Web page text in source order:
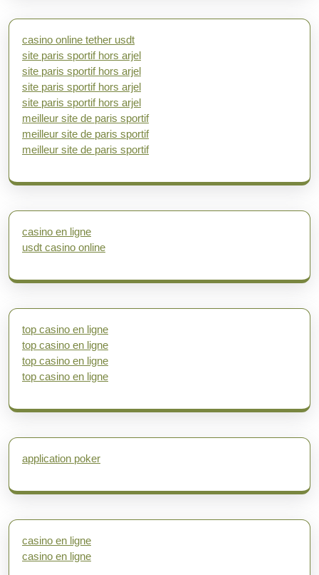
casino online tether usdt
site paris sportif hors arjel
site paris sportif hors arjel
site paris sportif hors arjel
site paris sportif hors arjel
meilleur site de paris sportif
meilleur site de paris sportif
meilleur site de paris sportif
casino en ligne
usdt casino online
top casino en ligne
top casino en ligne
top casino en ligne
top casino en ligne
application poker
casino en ligne
casino en ligne